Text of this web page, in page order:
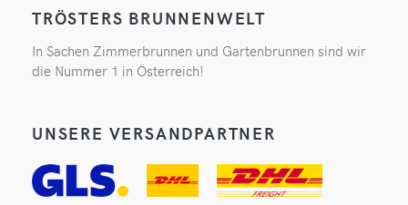
TRÖSTERS BRUNNENWELT
In Sachen Zimmerbrunnen und Gartenbrunnen sind wir
die Nummer 1 in Österreich!
UNSERE VERSANDPARTNER